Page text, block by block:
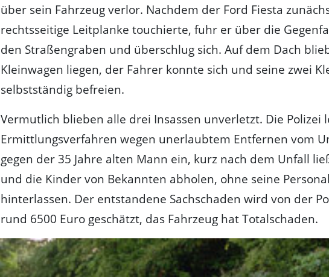
über sein Fahrzeug verlor. Nachdem der Ford Fiesta
rechtsseitige Leitplanke touchierte, fuhr er über die
den Straßengraben und überschlug sich. Auf dem Dach
Kleinwagen liegen, der Fahrer konnte sich und seine zwei
selbstständig befreien.
Vermutlich blieben alle drei Insassen unverletzt. Die Polizei
Ermittlungsverfahren wegen unerlaubtem Entfernen vom
gegen der 35 Jahre alten Mann ein, kurz nach dem Unfall
und die Kinder von Bekannten abholen, ohne seine
hinterlassen. Der entstandene Sachschaden wird von der
rund 6500 Euro geschätzt, das Fahrzeug hat Totalschaden.